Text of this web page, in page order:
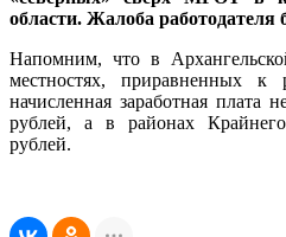
области. Жалоба работодателя
Напомним, что в
местностях, приравненных к
начисленная заработная
рублей, а в районах
рублей.